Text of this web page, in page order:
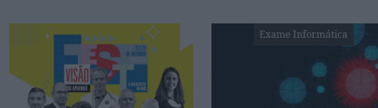
Exame Informática